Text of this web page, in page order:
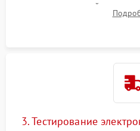
стеклокерамической
сенсорного блока для
3. Тестирование